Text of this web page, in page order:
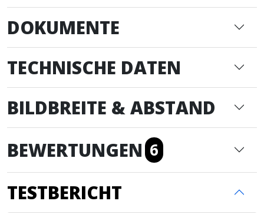
DOKUMENTE
TECHNISCHE DATEN
BILDBREITE & ABSTAND
BEWERTUNGEN 6
TESTBERICHT